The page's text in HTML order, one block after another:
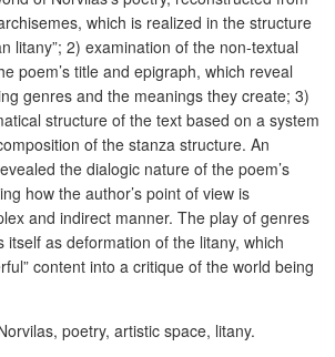
which is realized in the structure
litany”; 2) examination of the non-textual
poem’s title and epigraph, which reveal
genres and the meanings they create; 3)
structure of the text based on a system
of the stanza structure. An
the dialogic nature of the poem’s
how the author’s point of view is
and indirect manner. The play of genres
itself as deformation of the litany, which
content into a critique of the world being
poetry, artistic space, litany.